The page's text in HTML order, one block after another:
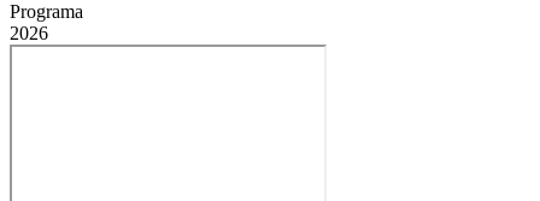
Programa
2026